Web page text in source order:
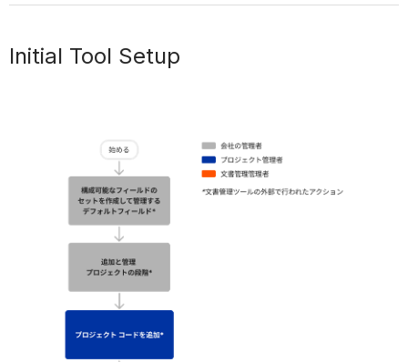
Initial Tool Setup